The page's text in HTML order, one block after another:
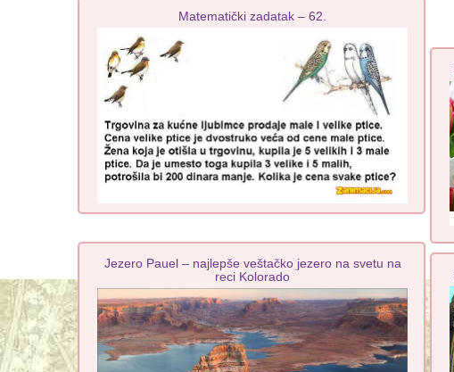
Matematički zadatak – 62.
Jezero Pauel – najlepše veštačko jezero na svetu na
reci Kolorado